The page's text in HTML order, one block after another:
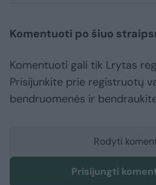
Komentuoti po šiuo
Komentuoti gali tik Lrytas
Prisijunkite prie registruotų
bendruomenės ir
Rodyti
Prisijungti